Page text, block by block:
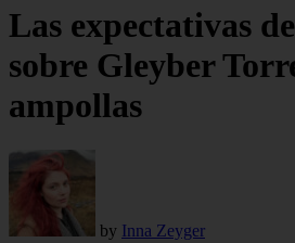
Las expectativas
sobre Gleyber
ampollas
by Inna Zeyger